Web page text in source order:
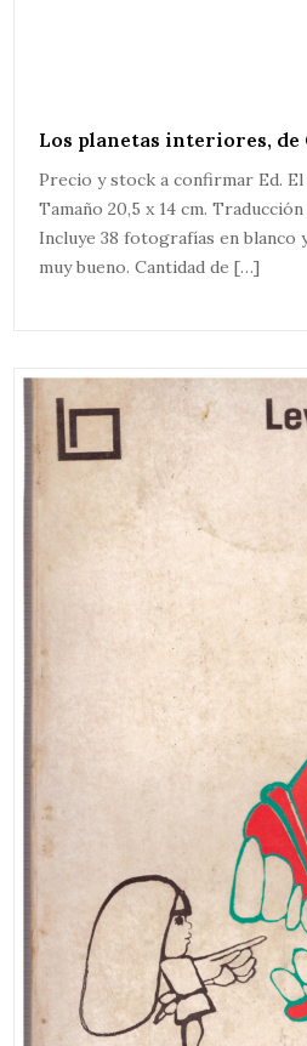
Los planetas interiores, de
Precio y stock a confirmar Ed. El
Tamaño 20,5 x 14 cm.
Incluye 38 fotografías en blanco
muy bueno. Cantidad de […]